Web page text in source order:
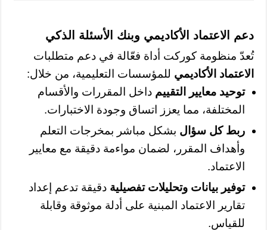
دعم الاعتماد الأكاديمي وبنك الأسئلة الذكي
تُعدّ منظومة كوركت أداة فعّالة في دعم متطلبات
الاعتماد الأكاديمي للمؤسسات التعليمية، من خلال:
توحيد معايير التقييم داخل المقررات والأقسام
المختلفة، مما يعزز اتساق وجودة الاختبارات.
ربط كل سؤال بشكل مباشر بمخرجات التعلم
وأهداف المقرر، لضمان مواءمة دقيقة مع معايير
الاعتماد.
توفير بيانات وتحليلات تفصيلية دقيقة تدعم إعداد
تقارير الاعتماد المبنية على أدلة موثوقة وقابلة
للقياس.